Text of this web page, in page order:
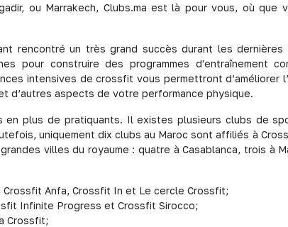
ou Marrakech, Clubs.ma est là pour vous, où que
rencontré un très grand succès durant les dernières
pour construire des programmes d'entraînement
intensives de crossfit vous permettront d’améliorer
d’autres aspects de votre performance physique.
en plus de pratiquants. Il existes plusieurs clubs de
uniquement dix clubs au Maroc sont affiliés à
villes du royaume : quatre à Casablanca, trois à
Crossfit Anfa, Crossfit In et Le cercle Crossfit;
Infinite Progress et Crossfit Sirocco;
Crossfit;